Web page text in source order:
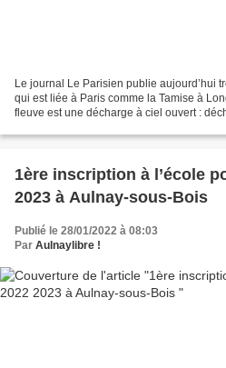
Le journal Le Parisien publie aujourd’hui
qui est liée à Paris comme la Tamise à
fleuve est une décharge à ciel ouvert :
1ère inscription à l’école
2023 à Aulnay-sous-Bois
Publié le 28/01/2022 à 08:03
Par Aulnaylibre !